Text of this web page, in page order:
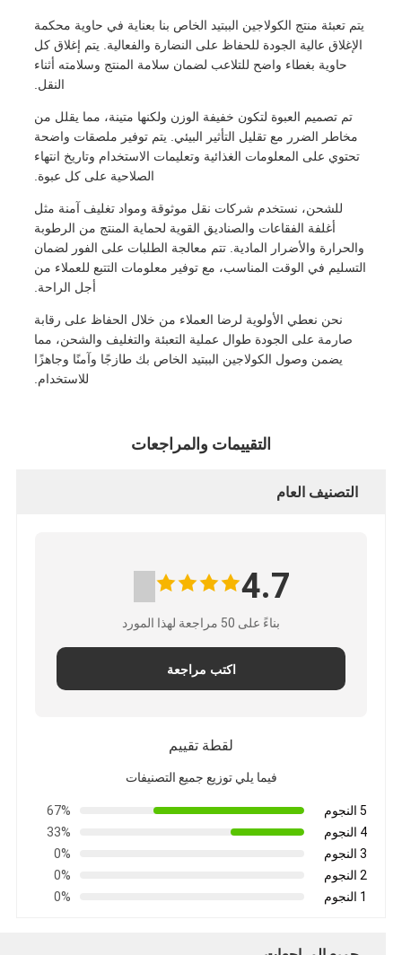
يتم تعبئة منتج الكولاجين الببتيد الخاص بنا بعناية في حاوية محكمة
الإغلاق عالية الجودة للحفاظ على النضارة والفعالية. يتم إغلاق كل
حاوية بغطاء واضح للتلاعب لضمان سلامة المنتج وسلامته أثناء
النقل.
تم تصميم العبوة لتكون خفيفة الوزن ولكنها متينة، مما يقلل من
مخاطر الضرر مع تقليل التأثير البيئي. يتم توفير ملصقات واضحة
تحتوي على المعلومات الغذائية وتعليمات الاستخدام وتاريخ انتهاء
الصلاحية على كل عبوة.
للشحن، نستخدم شركات نقل موثوقة ومواد تغليف آمنة مثل
أغلفة الفقاعات والصناديق القوية لحماية المنتج من الرطوبة
والحرارة والأضرار المادية. تتم معالجة الطلبات على الفور لضمان
التسليم في الوقت المناسب، مع توفير معلومات التتبع للعملاء من
أجل الراحة.
نحن نعطي الأولوية لرضا العملاء من خلال الحفاظ على رقابة
صارمة على الجودة طوال عملية التعبئة والتغليف والشحن، مما
يضمن وصول الكولاجين الببتيد الخاص بك طازجًا وآمنًا وجاهزًا
للاستخدام.
التقييمات والمراجعات
التصنيف العام
4.7
بناءً على 50 مراجعة لهذا المورد
اكتب مراجعة
لقطة تقييم
فيما يلي توزيع جميع التصنيفات
5 النجوم
67%
4 النجوم
33%
3 النجوم
0%
2 النجوم
0%
1 النجوم
0%